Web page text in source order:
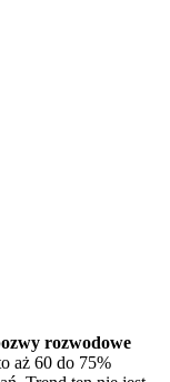
rozwodowe
aż 60 do 75%